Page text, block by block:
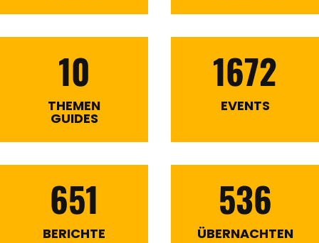
10
THEMEN
GUIDES
1672
EVENTS
651
BERICHTE
536
ÜBERNACHTEN